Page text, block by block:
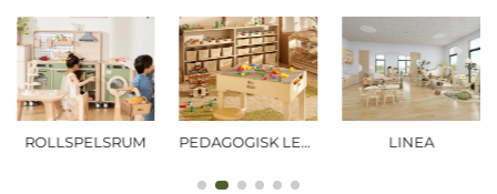
ROLLSPELSRUM PEDAGOGISK LEKPLATS LINEA